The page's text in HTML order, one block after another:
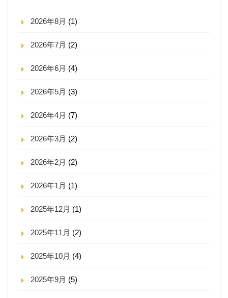
2026年8月 (1)
2026年7月 (2)
2026年6月 (4)
2026年5月 (3)
2026年4月 (7)
2026年3月 (2)
2026年2月 (2)
2026年1月 (1)
2025年12月 (1)
2025年11月 (2)
2025年10月 (4)
2025年9月 (5)